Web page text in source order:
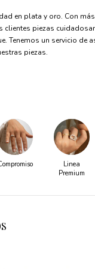
en plata y oro. Con
clientes piezas
Tenemos un servicio de
piezas.
Linea
Premium